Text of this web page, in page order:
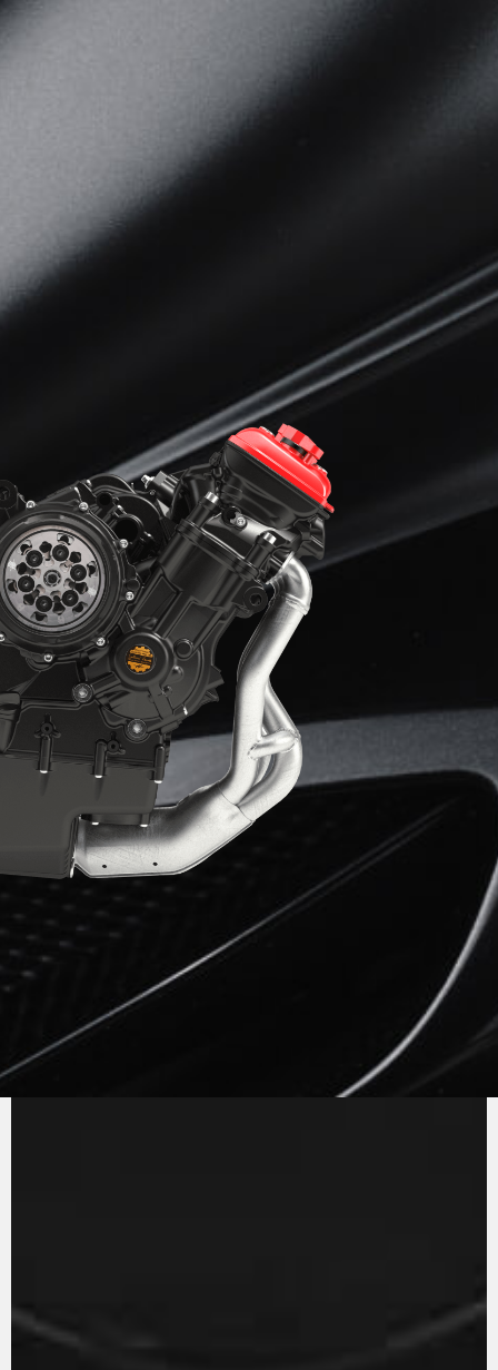
VÊTEMENTS
L'équipement du pilote
PUR
MV AGUSTA
vitesses et réduire davantage la consommation